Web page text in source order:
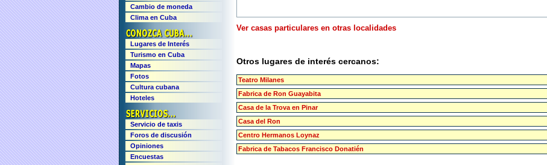
Ver casas particulares en otras localidades
Otros lugares de interés cercanos:
Teatro Milanes
Fabrica de Ron Guayabita
Casa de la Trova en Pinar
Casa del Ron
Centro Hermanos Loynaz
Fabrica de Tabacos Francisco Donatién
Cambio de moneda
Clima en Cuba
Lugares de Interés
Turismo en Cuba
Mapas
Fotos
Cultura cubana
Hoteles
Servicio de taxis
Foros de discusión
Opiniones
Encuestas